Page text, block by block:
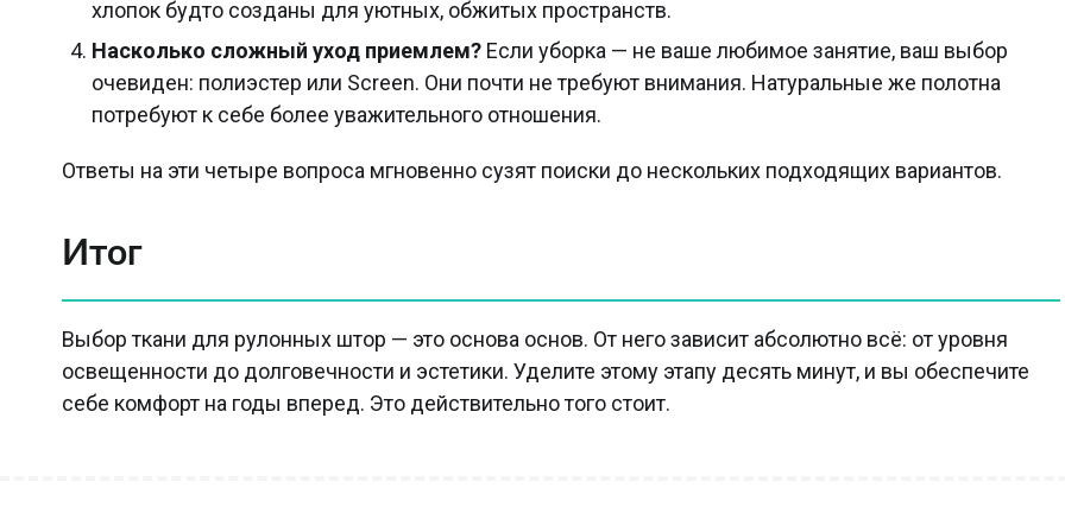
хлопок будто созданы для уютных, обжитых пространств.
Насколько сложный уход приемлем? Если уборка — не ваше любимое занятие, ваш выбор
очевиден: полиэстер или Screen. Они почти не требуют внимания. Натуральные же полотна
потребуют к себе более уважительного отношения.
Ответы на эти четыре вопроса мгновенно сузят поиски до нескольких подходящих вариантов.
Итог
Выбор ткани для рулонных штор — это основа основ. От него зависит абсолютно всё: от уровня
освещенности до долговечности и эстетики. Уделите этому этапу десять минут, и вы обеспечите
себе комфорт на годы вперед. Это действительно того стоит.